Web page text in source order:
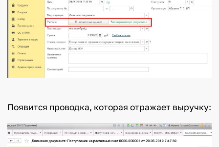
Появится проводка, которая отражает выручку: